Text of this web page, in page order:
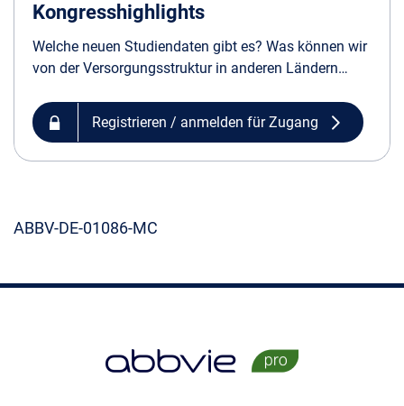
Kongresshighlights
Welche neuen Studiendaten gibt es? Was können wir
von der Versorgungsstruktur in anderen Ländern
was bei den Kongressen diskutiert wird.
Registrieren / anmelden für Zugang
ABBV-DE-01086-MC